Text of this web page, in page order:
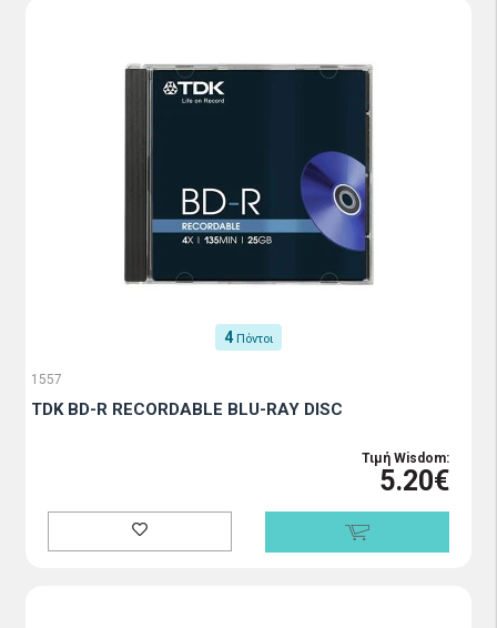
4 Πόντοι
1557
TDK BD-R RECORDABLE BLU-RAY DISC
Τιμή Wisdom:
5.20€